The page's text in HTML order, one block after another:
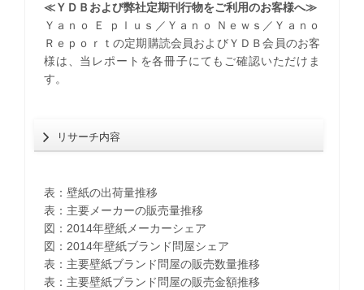
≪ＹＤＢおよび弊社定期刊行物をご利用のお客様へ≫
Ｙａｎｏ Ｅ ｐｌｕｓ／Ｙａｎｏ Ｎｅｗｓ／Ｙａｎｏ
Ｒｅｐｏｒｔの定期購読会員およびＹＤＢ会員のお客
様は、当レポートを各冊子にてもご確認いただけま
す。
リサーチ内容
表：壁紙の出荷量推移
表：主要メーカーの販売量推移
図：2014年壁紙メーカーシェア
図：2014年壁紙ブランド問屋シェア
表：主要壁紙ブランド問屋の販売数量推移
表：主要壁紙ブランド問屋の販売金額推移